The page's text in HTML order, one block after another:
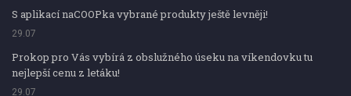
S aplikací naCOOPka vybrané produkty ještě levněji!
29.07
Prokop pro Vás vybírá z obslužného úseku na víkendovku tu
nejlepší cenu z letáku!
29.07